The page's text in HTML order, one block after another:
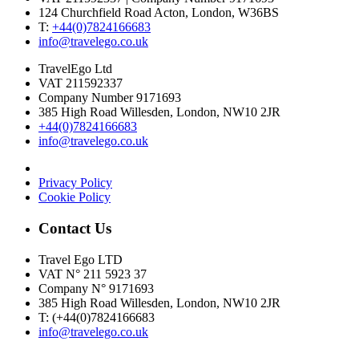
124 Churchfield Road Acton, London, W36BS
T: +44(0)7824166683­
info@travelego.co.uk
TravelEgo Ltd
VAT 211592337
Company Number 9171693
385 High Road Willesden, London, NW10 2JR
+44(0)7824166683­
info@travelego.co.uk
Privacy Policy
Cookie Policy
Contact Us
Travel Ego LTD
VAT N° 211 5923 37
Company N° 9171693
385 High Road Willesden, London, NW10 2JR
T: (+44(0)7824166683­
info@travelego.co.uk